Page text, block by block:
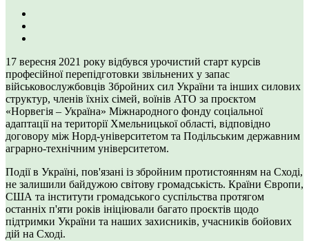
17 вересня 2021 року відбувся урочистий старт курсів
професійної перепідготовки звільнених у запас
військовослужбовців Збройних сил України та інших силових
структур, членів їхніх сімей, воїнів АТО за проєктом
«Норвегія – Україна» Міжнародного фонду соціальної
адаптації на території Хмельницької області, відповідно
договору між Норд-університетом та Подільським державним
аграрно-технічним університетом.
Події в Україні, пов'язані із збройним протистоянням на Сході,
не залишили байдужою світову громадськість. Країни Європи,
США та інститути громадського суспільства протягом
останніх п'яти років ініціювали багато проєктів щодо
підтримки України та наших захисників, учасників бойових
дій на Сході.